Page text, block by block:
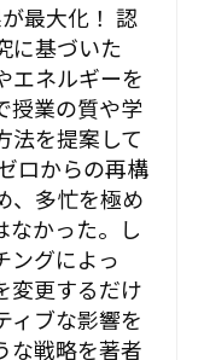
最大化！ 認
に基づいた
エネルギーを
授業の質や学
法を提案して
ロからの再構
、多忙を極め
なかった。し
ングによっ
変更するだけ
ィブな影響を
な戦略を著者